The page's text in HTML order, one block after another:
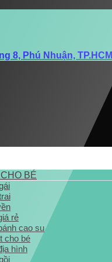
8, Phú Nhuận, TP.HCM
BÉ
rẻ
cao su
cho bé
hình